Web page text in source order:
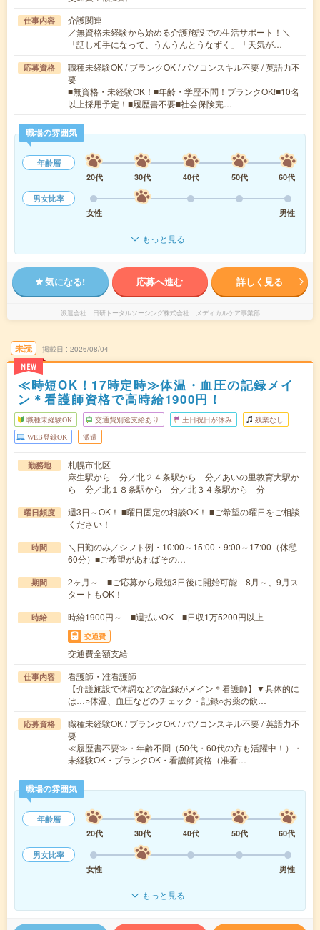
仕事内容
介護関連
／無資格未経験から始める介護施設での生活サポート！＼
「話し相手になって、うんうんとうなずく」「天気が…
応募資格
職種未経験OK / ブランクOK / パソコンスキル不要 / 英語力不
要
■無資格・未経験OK！■年齢・学歴不問！ブランクOK!■10名
以上採用予定！■履歴書不要■社会保険完…
職場の雰囲気
年齢層
20代
30代 40代 50代
60代
男女比率
女性
男性
もっと見る
気になる! 応募へ進む 詳しく見る
派遣会社 日研トータルソーシング株式会社 メディカルケア事業部
未読
NEW
掲載日 2026/08/04
≪時短OK！17時定時≫体温・血圧の記録メイ
ン＊看護師資格で高時給1900円！
職種未経験OK 交通費別途支給あり 土日祝日が休み 残業なし
WEB登録OK 派遣
勤務地
札幌市北区
麻生駅から---分／北２４条駅から---分／あいの里教育大駅か
ら---分／北１８条駅から---分／北３４条駅から---分
曜日頻度
週3日～OK！ ■曜日固定の相談OK！ ■ご希望の曜日をご相談
ください！
時間
＼日勤のみ／シフト例・10:00～15:00・9:00～17:00（休憩
60分）■ご希望があればその…
期間
2ヶ月～ ■ご応募から最短3日後に開始可能 8月～、9月ス
タートもOK！
時給 時給1900円～ ■週払いOK ■日収1万5200円以上
交通費
交通費全額支給
仕事内容
看護師・准看護師
【介護施設で体調などの記録がメイン＊看護師】▼具体的に
は…○体温、血圧などのチェック・記録○お薬の飲…
応募資格
職種未経験OK / ブランクOK / パソコンスキル不要 / 英語力不
要
≪履歴書不要≫・年齢不問（50代・60代の方も活躍中！）・
未経験OK・ブランクOK・看護師資格（准看…
職場の雰囲気
年齢層
20代
30代 40代 50代
60代
男女比率
女性
男性
もっと見る